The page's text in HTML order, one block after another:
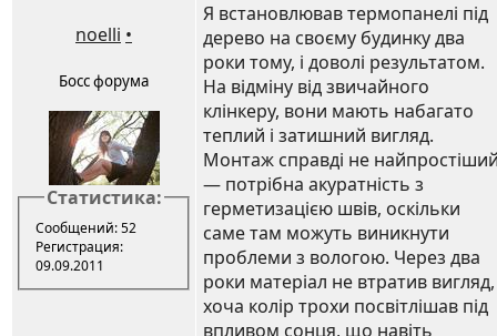
noelli •
Босс форума
Статистика:
Сообщений: 52
Регистрация:
09.09.2011
Я встановлював термопанелі під
дерево на своєму будинку два
роки тому, і доволі результатом.
На відміну від звичайного
клінкеру, вони мають набагато
теплий і затишний вигляд.
Монтаж справді не
— потрібна акуратність з
герметизацією швів, оскільки
саме там можуть виникнути
проблеми з вологою. Через два
роки матеріал не втратив вигляд,
хоча колір трохи посвітлішав під
впливом сонця, що навіть